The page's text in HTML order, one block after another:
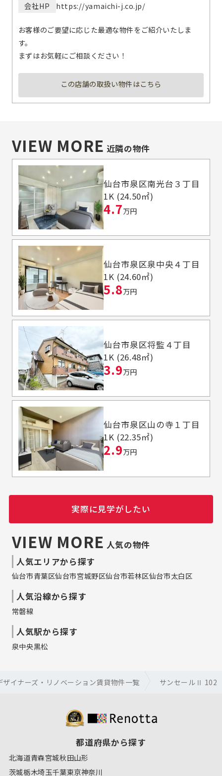
会社HP
https://yamaichi-j.co.jp/
お客様のご要望に応じた最適な物件をご紹介いたしま
す。
まずはお気軽にご相談ください！
この店舗の取扱い物件はこちら
VIEW MORE 近隣の物件
仙台市泉区南光台３丁目
1K (24.50㎡)
4.7万円
仙台市泉区泉中央４丁目
1K (24.60㎡)
5.8万円
仙台市泉区将監４丁目
1K (26.48㎡)
3.9万円
仙台市泉区山の寺１丁目
1K (22.35㎡)
2.9万円
実際に見学がしたい
VIEW MORE 人気の物件
人気エリアから探す
仙台市青葉区仙台市宮城野区仙台市若林区仙台市太白区
人気沿線から探す
常磐線
人気駅から探す
泉中央黒松
ザイナーズ・リノベーション賃貸物件一覧 サンセールⅡ 102
都道府県から探す
北海道青森宮城秋田山形
茨城栃木埼玉千葉東京神奈川